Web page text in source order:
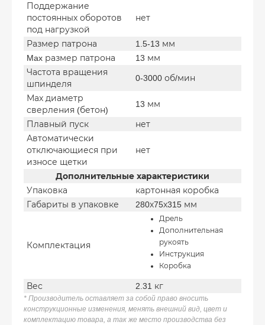
Поддержание
постоянных оборотов
под нагрузкой
нет
Размер патрона
1.5-13 мм
Max размер патрона
13 мм
Частота вращения
шпинделя
0-3000 об/мин
Мах диаметр
сверления (бетон)
13 мм
Плавный пуск
нет
Автоматически
отключающиеся при
износе щетки
нет
Дополнительные характеристики
Упаковка
картонная коробка
Габариты в упаковке
280х75х315 мм
Комплектация
Дрель
Дополнительная
рукоять
Инструкция
Коробка
Вес 2.31 кг
* Производитель оставляет за собой право вносить
конструкционные изменения, менять внешний вид, цвет и
комплектацию товара, а так же место производства без